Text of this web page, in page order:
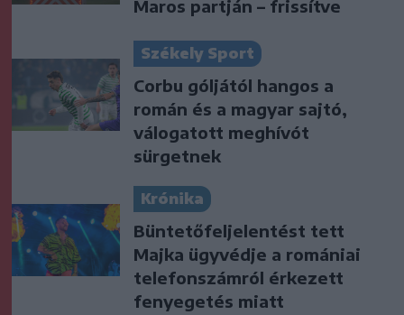
Maros partján – frissítve
Székely Sport
Corbu góljától hangos a
román és a magyar sajtó,
válogatott meghívót
sürgetnek
Krónika
Büntetőfeljelentést tett
Majka ügyvédje a romániai
telefonszámról érkezett
fenyegetés miatt